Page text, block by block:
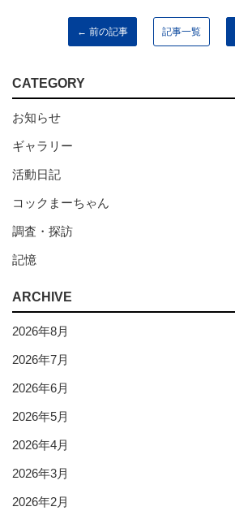
← 前の記事 記事一覧
CATEGORY
お知らせ
ギャラリー
活動日記
コックまーちゃん
調査・探訪
記憶
ARCHIVE
2026年8月
2026年7月
2026年6月
2026年5月
2026年4月
2026年3月
2026年2月